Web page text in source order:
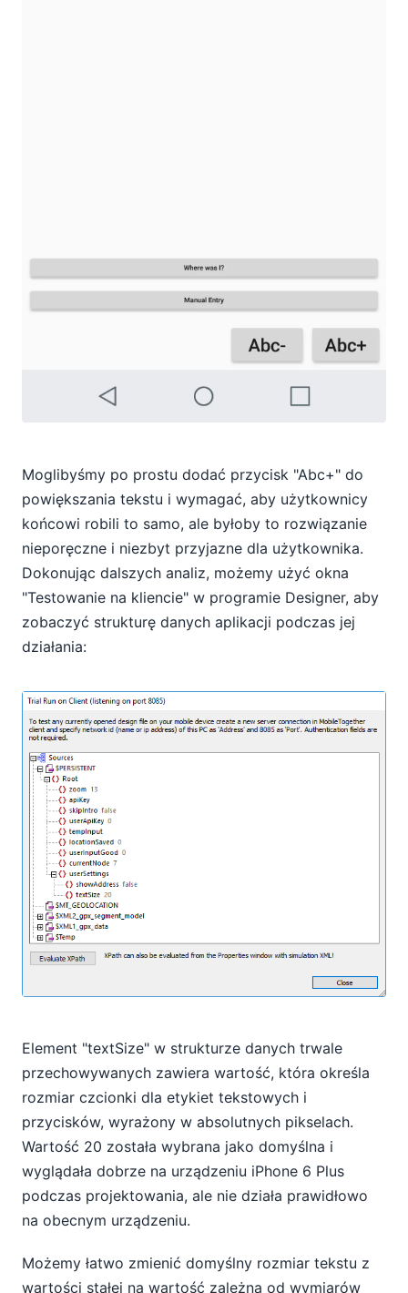
Moglibyśmy po prostu dodać przycisk "Abc+" do
powiększania tekstu i wymagać, aby użytkownicy
końcowi robili to samo, ale byłoby to rozwiązanie
nieporęczne i niezbyt przyjazne dla użytkownika.
Dokonując dalszych analiz, możemy użyć okna
"Testowanie na kliencie" w programie Designer, aby
zobaczyć strukturę danych aplikacji podczas jej
działania:
Element "textSize" w strukturze danych trwale
przechowywanych zawiera wartość, która określa
rozmiar czcionki dla etykiet tekstowych i
przycisków, wyrażony w absolutnych pikselach.
Wartość 20 została wybrana jako domyślna i
wyglądała dobrze na urządzeniu iPhone 6 Plus
podczas projektowania, ale nie działa prawidłowo
na obecnym urządzeniu.
Możemy łatwo zmienić domyślny rozmiar tekstu z
wartości stałej na wartość zależną od wymiarów